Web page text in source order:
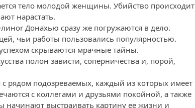
тело молодой женщины. Убийство происходит
нарастать.
Донахью сразу же погружаются в дело.
чьи работы пользовались популярностью.
скрываются мрачные тайны.
полон зависти, соперничества и, порой,
рядом подозреваемых, каждый из которых имеет
с коллегами и друзьями покойной, а также
начинают выстраивать картину ее жизни и